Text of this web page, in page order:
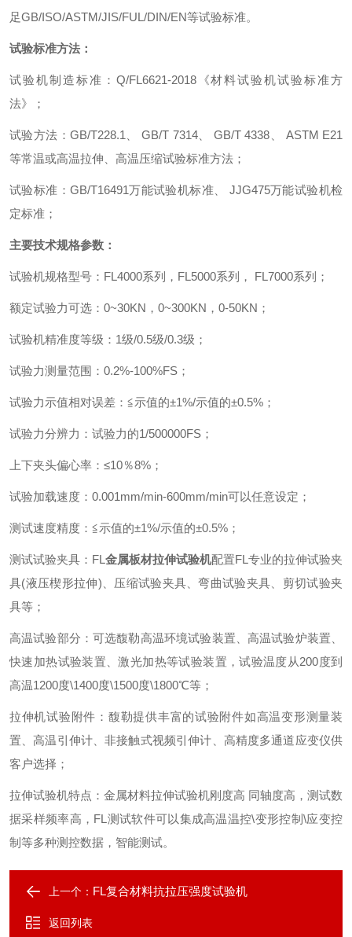
足GB/ISO/ASTM/JIS/FUL/DIN/EN等试验标准。
试验标准方法：
试验机制造标准 ： Q/FL6621-2018《材料试验机试验标准方
法》
；
试验方法 ：GB/T228.1 、GB/T 7314、 GB/T 4338
ASTM E21
等常温或高温拉伸、高温压缩试验标准方法 ；
试验标准 ： GB/T16491万能试验机标准、 JJG475万能试验机检
定标准 ；
主要技术规格参数 ：
试验机规格型号 ： FL4000系列 ， FL5000系列 ， FL7000系列 ；
额定试验力可选 ： 0~30KN ， 0~300KN ， 0-50KN ；
试验机精准度等级 ： 1级/0.5级/0.3级 ；
试验力测量范围 ： 0.2%-100%FS ；
试验力示值相对误差 ： ≦示值的±1%/示值的±0.5% ；
试验力分辨力 ： 试验力的1/500000FS ；
上下夹头偏心率 ： ≤10％8% ；
试验加载速度 ： 0.001mm/min-600mm/min可以任意设定 ；
测试速度精度 ： ≦示值的±1%/示值的±0.5% ；
测试试验夹具 ： FL 金属板材拉伸试验机配置FL 专业的拉伸试验夹
具(液压楔形拉伸) 、压缩试验夹具、弯曲试验夹具、剪切试验夹
具等 ；
高温试验部分 ：可选馥勒高温环境试验装置、高温试验炉装置、
快速加热试验装置、激光加热等试验装置，试验温度从200度到
高温1200度\1400度\1500度\1800℃等 ；
拉伸机试验附件 ： 馥勒提供丰富的试验附件如高温变形测量装
置、高温引伸计、非接触式视频引伸计、高精度多通道应变仪供
客户选择 ；
拉伸试验机特点 ： 金属材料拉伸试验机刚度高 同轴度高 ， 测试数
据采样频率高 ， FL 测试软件可以集成高温温控\变形控制\应变控
制等多种测控数据 ， 智能测试。
上一个： FL复合材料抗拉压强度试验机
返回列表